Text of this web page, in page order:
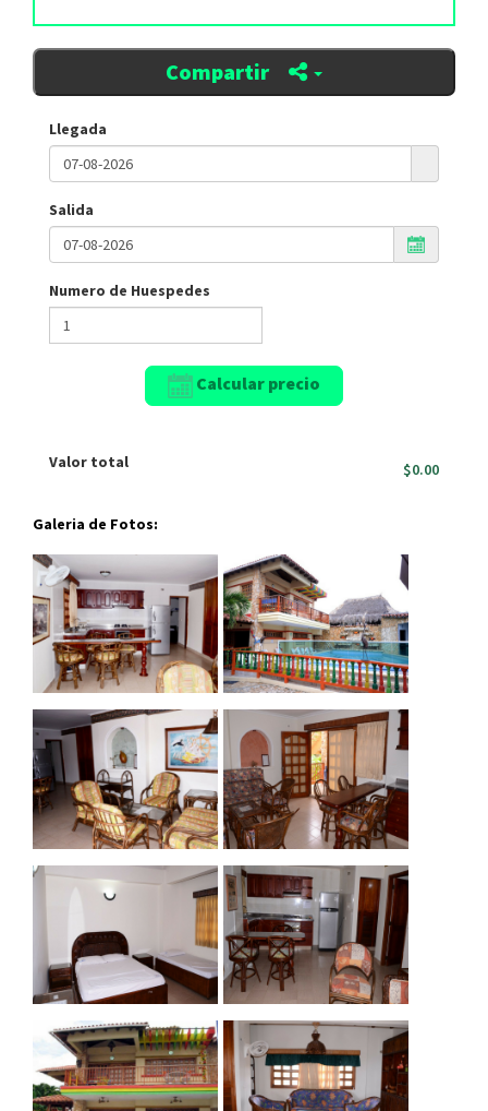
Compartir
Llegada
Salida
Numero de Huespedes
Calcular precio
Valor total $0.00
Galeria de Fotos: